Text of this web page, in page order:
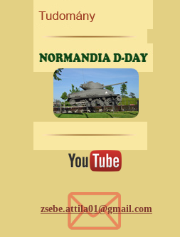
zsebe.attila01@gmail.com